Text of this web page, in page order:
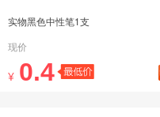
实物黑色中性笔1支
现价
¥ 0.4